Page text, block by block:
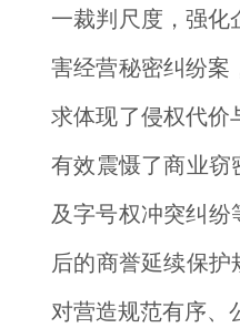
一裁判尺度，强化
害经营秘密纠纷案
求体现了侵权代价
有效震慑了商业窃
及字号权冲突纠
后的商誉延续保
对营造规范有序、